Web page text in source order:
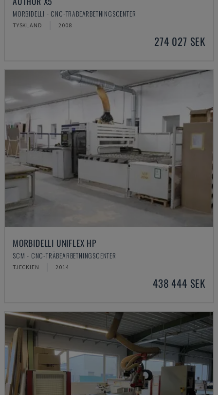
MORBIDELLI - CNC-TRÄBEARBETNINGSCENTER
TYSKLAND 2008
274 027 SEK
MORBIDELLI UNIFLEX HP
SCM - CNC-TRÄBEARBETNINGSCENTER
TJECKIEN 2014
438 444 SEK